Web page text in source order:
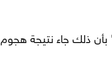
ذلك جاء نتيجة هجوم